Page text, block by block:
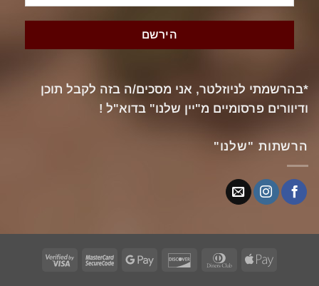
*בהרשמתי לניוזלטר, אני מסכים/ה בזה לקבל תוכן
ודיוורים פרסומיים מ"יין שלנו" בדוא"ל !
הרשתות "שלנו"
Apple
Dinners
Discover
Google
MasterCard
Visa